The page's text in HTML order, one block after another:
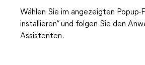
Wählen Sie im angezeigten Popup-
installieren“ und folgen Sie den
Assistenten.